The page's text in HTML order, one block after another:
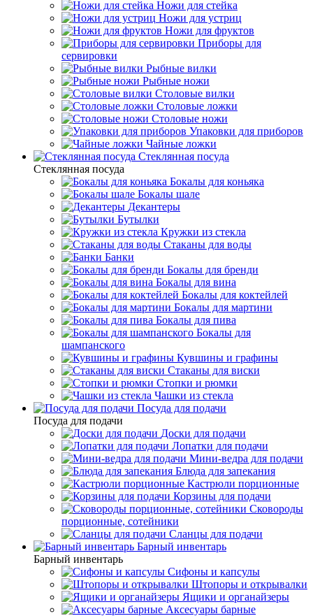
Ножи для стейка
Ножи для устриц
Ножи для фруктов
Приборы для
сервировки
Рыбные вилки
Рыбные ножи
Столовые вилки
Столовые ложки
Столовые ножи
Упаковки для приборов
Чайные ложки
Стеклянная посуда
Стеклянная посуда
Бокалы для коньяка
Бокалы шале
Декантеры
Бутылки
Кружки из стекла
Стаканы для воды
Банки
Бокалы для бренди
Бокалы для вина
Бокалы для коктейлей
Бокалы для мартини
Бокалы для пива
Бокалы для
шампанского
Кувшины и графины
Стаканы для виски
Стопки и рюмки
Чашки из стекла
Посуда для подачи
Посуда для подачи
Доски для подачи
Лопатки для подачи
Мини-ведра для подачи
Блюда для запекания
Кастрюли порционные
Корзины для подачи
Сковороды
порционные, сотейники
Сланцы для подачи
Барный инвентарь
Барный инвентарь
Сифоны и капсулы
Штопоры и открывалки
Ящики и органайзеры
Аксесуары барные